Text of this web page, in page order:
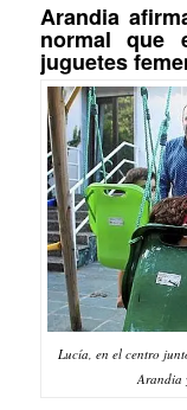
Arandia
normal que
juguetes
Lucía, en el centro
Arandia